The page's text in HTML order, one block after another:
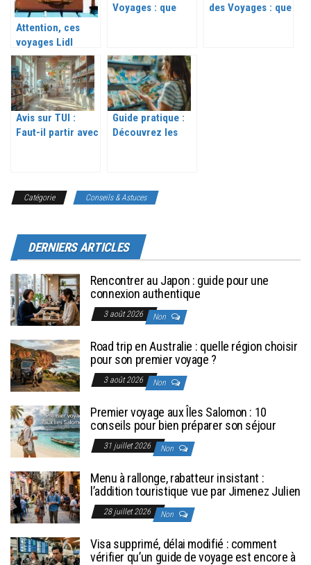
Attention, ces
voyages Lidl
dernière minute
sont souvent
boudés… Mais ils
valent le coup !
Voyages : que
des Voyages : que
Avis sur TUI :
Faut-il partir avec
Guide pratique :
Découvrez les
Catégorie Conseils & Astuces
DERNIERS ARTICLES
Rencontrer au Japon : guide pour une
connexion authentique
3 août 2026 Non
Road trip en Australie : quelle région choisir
pour son premier voyage ?
3 août 2026 Non
Premier voyage aux Îles Salomon : 10
conseils pour bien préparer son séjour
31 juillet 2026 Non
Menu à rallonge, rabatteur insistant :
l’addition touristique vue par Jimenez Julien
28 juillet 2026 Non
Visa supprimé, délai modifié : comment
vérifier qu’un guide de voyage est encore à